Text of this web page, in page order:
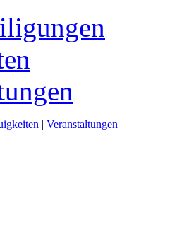
| Veranstaltungen